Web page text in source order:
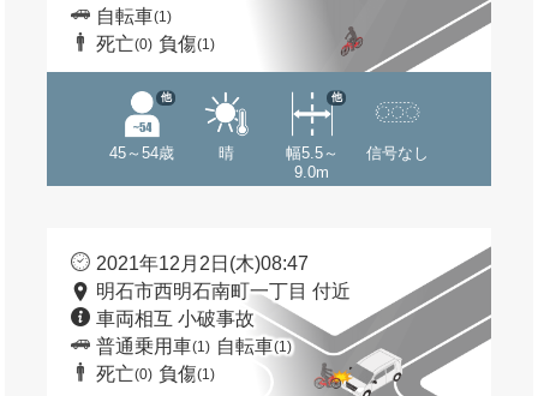
自転車(1)
死亡(0) 負傷(1)
45～54歳
他
晴
幅5.5～
9.0m
他
信号なし
2021年12月2日(木)08:47
明石市西明石南町一丁目 付近
車両相互 小破事故
普通乗用車(1) 自転車(1)
死亡(0) 負傷(1)